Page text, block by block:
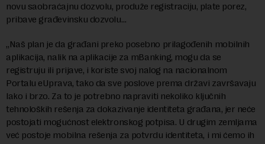
novu saobraćajnu dozvolu, produže registraciju, plate porez,
pribave građevinsku dozvolu…
„Naš plan je da građani preko posebno prilagođenih mobilnih
aplikacija, nalik na aplikacije za mBanking, mogu da se
registruju ili prijave, i koriste svoj nalog na nacionalnom
Portalu eUprava, tako da sve poslove prema državi završavaju
lako i brzo. Za to je potrebno napraviti nekoliko ključnih
tehnoloških rešenja za dokazivanje identiteta građana, jer neće
postojati mogućnost elektronskog potpisa. U drugim zemljama
već postoje mobilna rešenja za potvrdu identiteta, i mi ćemo ih